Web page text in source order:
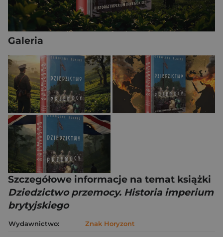
Galeria
Szczegółowe informacje na temat książki
Dziedzictwo przemocy. Historia imperium
brytyjskiego
Wydawnictwo:
Znak Horyzont